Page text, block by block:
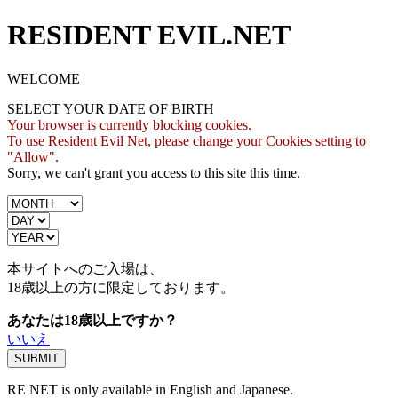
RESIDENT EVIL.NET
WELCOME
SELECT YOUR DATE OF BIRTH
Your browser is currently blocking cookies.
To use Resident Evil Net, please change your Cookies setting to
"Allow".
Sorry, we can't grant you access to this site this time.
本サイトへのご入場は、
18歳以上の方に限定しております。
あなたは18歳以上ですか？
いいえ
RE NET is only available in English and Japanese.